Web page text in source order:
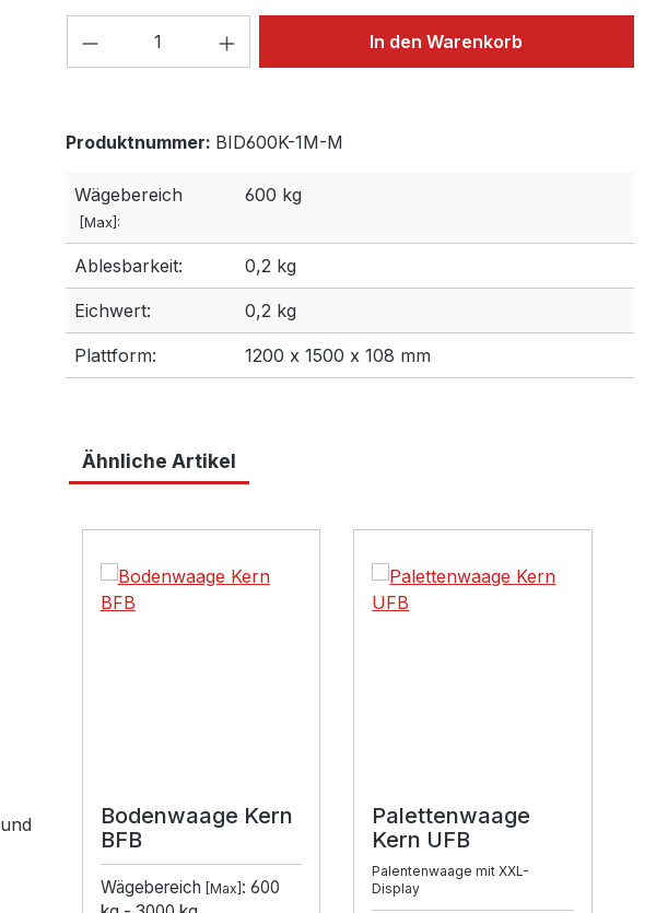
Produkt Anzahl: Gib den gewünschten Wert
In den Warenkorb
Produktnummer: BID600K-1M-M
Wägebereich
[Max]:
600 kg
Ablesbarkeit: 0,2 kg
Eichwert: 0,2 kg
Plattform: 1200 x 1500 x 108 mm
Ähnliche Artikel
Bodenwaage Kern
BFB
Wägebereich [Max] : 600
Palettenwaage
Kern UFB
Palentenwaage mit XXL-
Display